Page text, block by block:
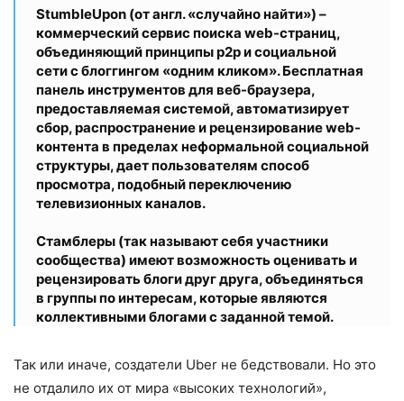
StumbleUpon (от англ. «случайно найти») –
коммерческий сервис поиска web-страниц,
объединяющий принципы p2p и социальной
сети с блоггингом «одним кликом». Бесплатная
панель инструментов для веб-браузера,
предоставляемая системой, автоматизирует
сбор, распространение и рецен­зирование web-
контента в пределах неформальной соци­альной
структуры, дает пользователям способ
просмотра, подобный переключению
телевизионных каналов.
Стамблеры (так называют себя участники
сообщества) имеют возможность оценивать и
рецензировать блоги друг друга, объединяться
в группы по интересам, которые являют­ся
коллективными блогами с заданной темой.
Так или иначе, создатели Uber не бед­ствовали. Но это
не отдалило их от мира «высоких технологий»,